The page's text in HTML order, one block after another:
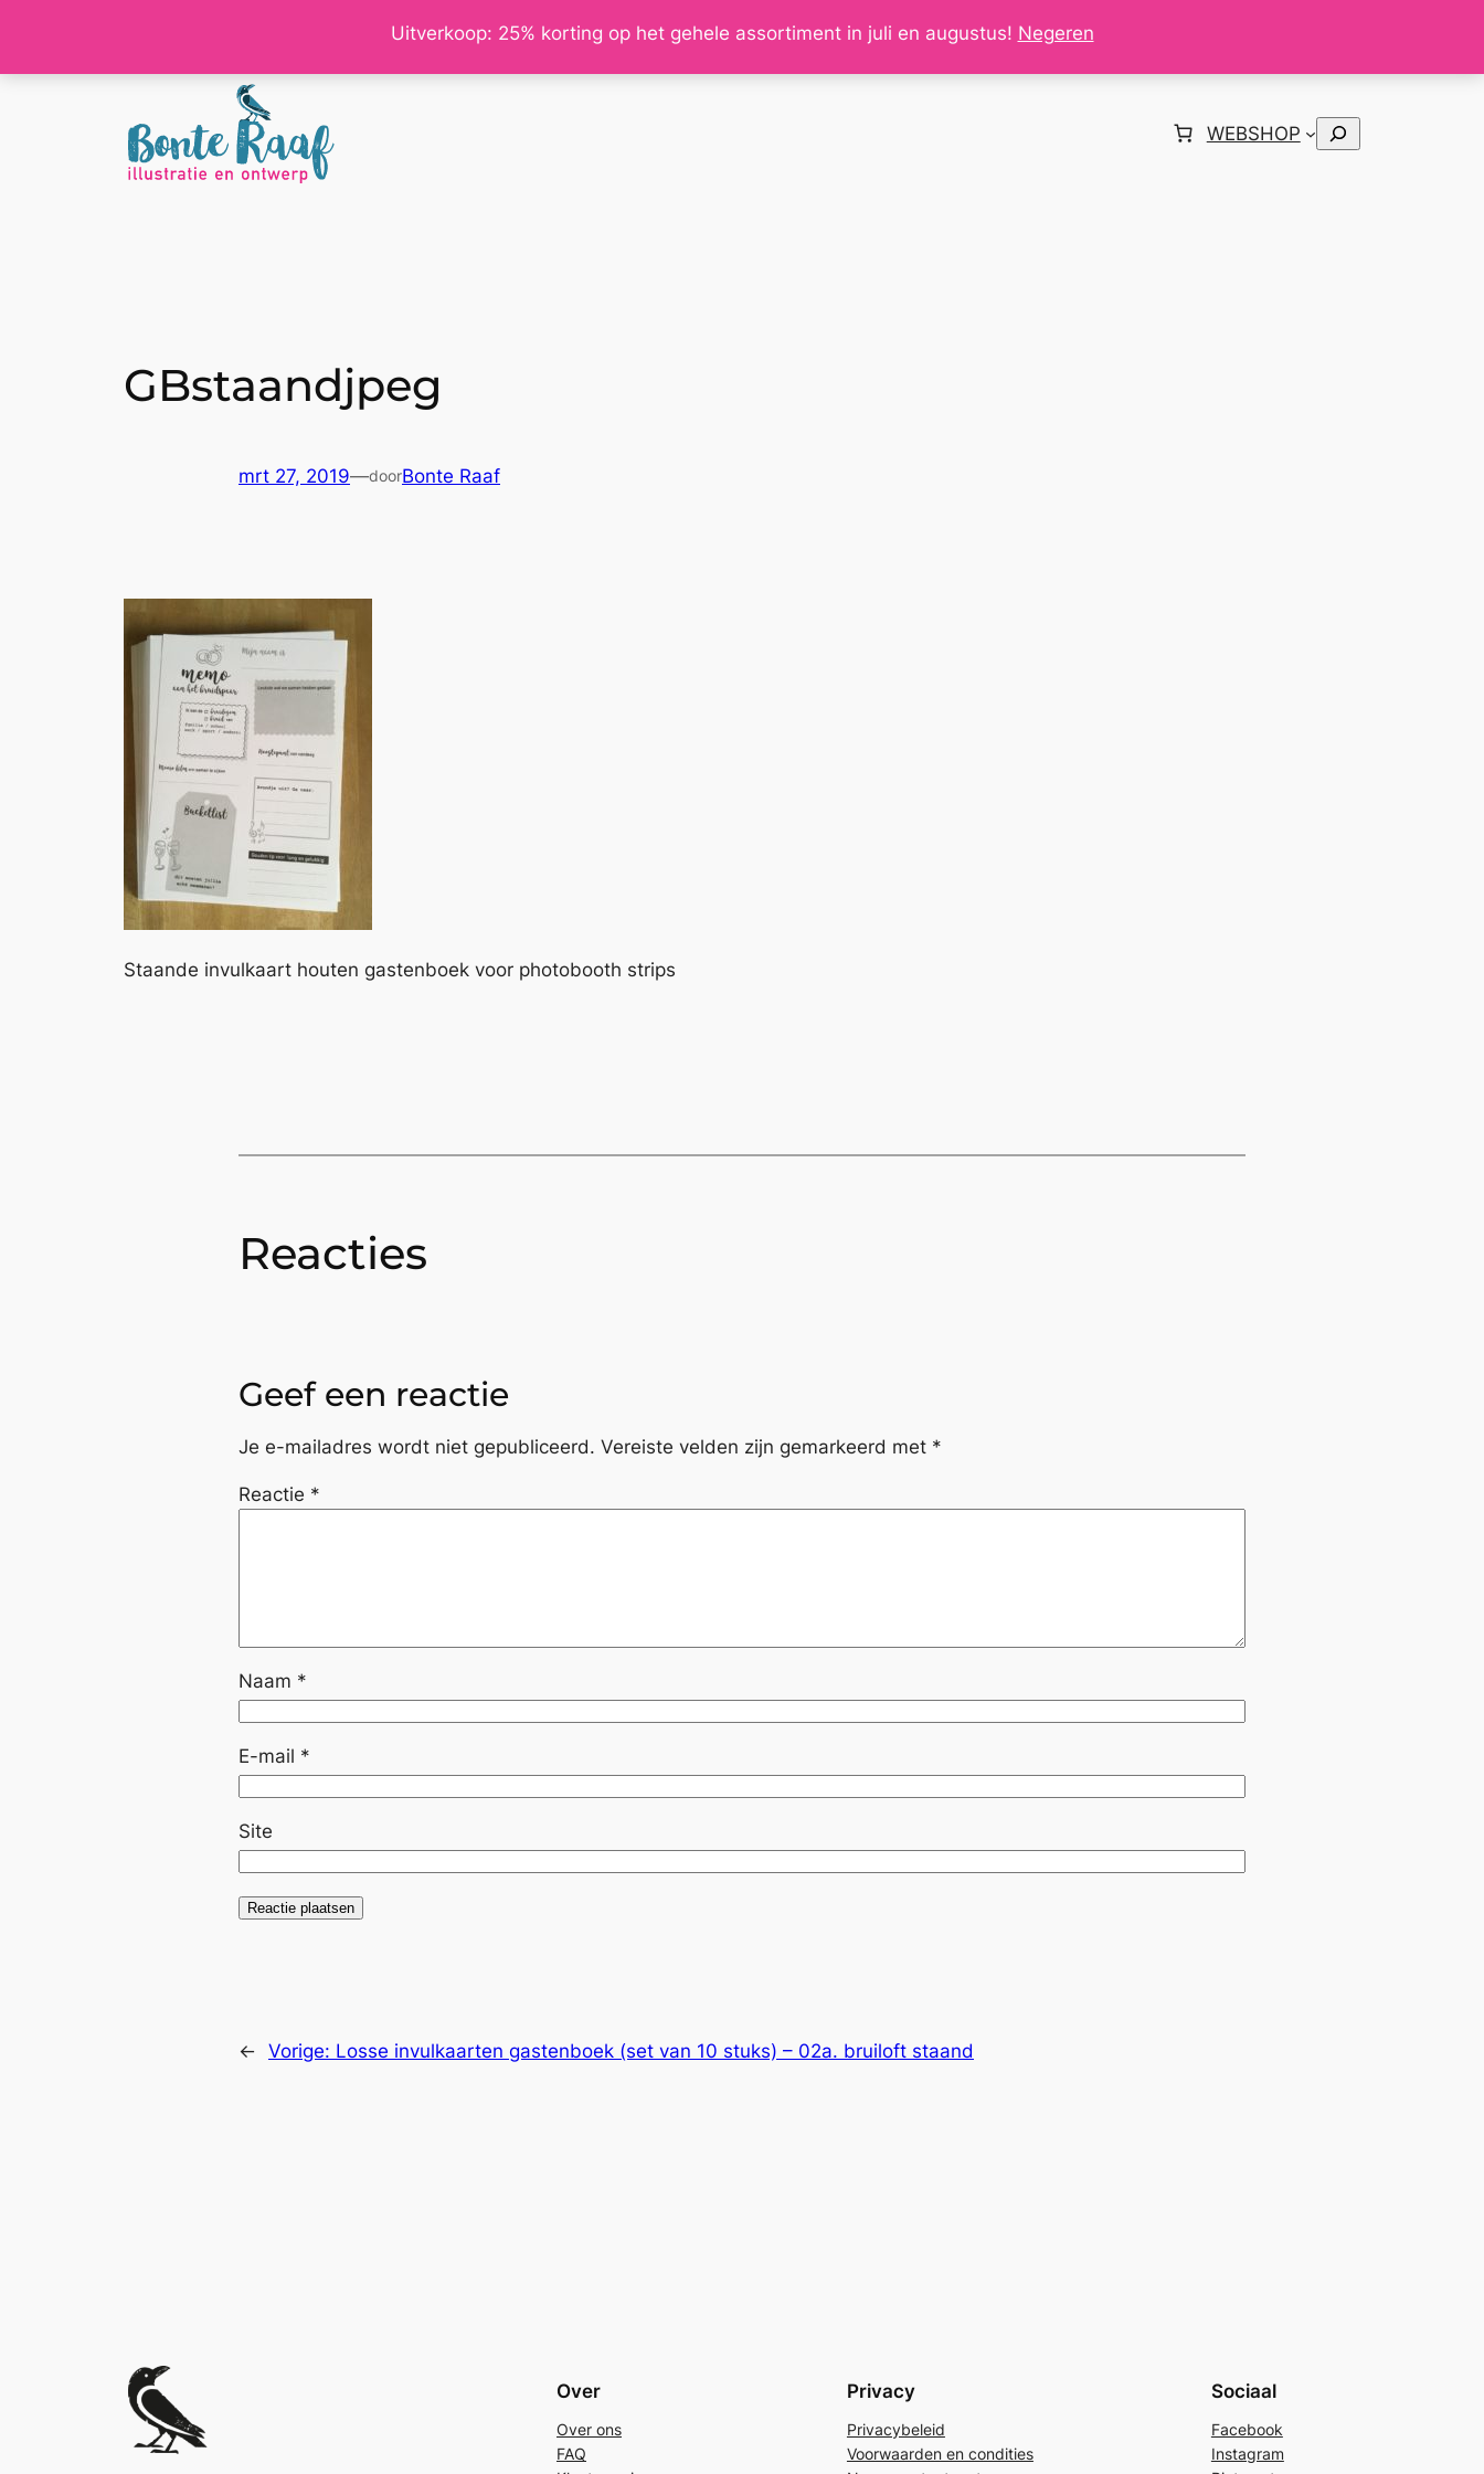
Uitverkoop: 25% korting op het gehele assortiment in juli en augustus! Negeren
de
WEBSHOP
Zoeken
GBstaandjpeg
mrt 27, 2019—doorBonte Raaf
Staande invulkaart houten gastenboek voor photobooth strips
Reacties
Geef een reactie
Je e-mailadres wordt niet gepubliceerd. Vereiste velden zijn gemarkeerd met *
Reactie *
Naam *
E-mail *
Site
← Vorige: Losse invulkaarten gastenboek (set van 10 stuks) – 02a. bruiloft staand
Over
Over ons
FAQ
Privacy
Privacybeleid
Voorwaarden en condities
Sociaal
Facebook
Instagram